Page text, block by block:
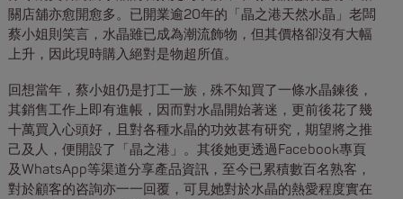
關店舖亦愈開愈多。已開業逾20年的「晶之港天然水晶」老闆
蔡小姐則笑言，水晶雖已成為潮流飾物，但其價格卻沒有大幅
上升，因此現時購入絕對是物超所值。
回想當年，蔡小姐仍是打工一族，殊不知買了一條水晶鍊後，
其銷售工作上即有進帳，因而對水晶開始著迷，更前後花了幾
十萬買入心頭好，且對各種水晶的功效甚有研究，期望將之推
己及人，便開設了「晶之港」。其後她更透過Facebook專頁
及WhatsApp等渠道分享產品資訊，至今已累積數百名熟客，
對於顧客的咨詢亦一一回覆，可見她對於水晶的熱愛程度實在